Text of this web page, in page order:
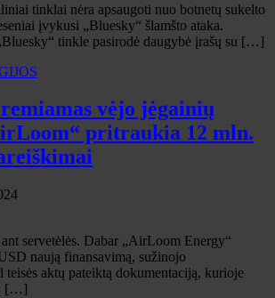
tinklai nėra apsaugoti nuo botnetų sukelto
įvykusi „Bluesky“ šlamšto ataka.
tinkle pasirodė daugybė įrašų su […]
vėjo jėgainių
pritraukia 12 mln.
servetėlės. Dabar „AirLoom Energy“
naują finansavimą, sužinojo
teisės aktų pateiktą dokumentaciją, kurioje
[…]